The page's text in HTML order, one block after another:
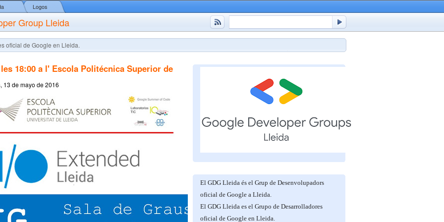
Logos
Group Lleida
oficial de Google en Lleida.
18:00 a l' Escola Politécnica Superior de
13 de mayo de 2016
El GDG Lleida és el Grup de Desenvolupadors
oficial de Google a Lleida.
El GDG Lleida es el Grupo de Desarrolladores
oficial de Google en Lleida.